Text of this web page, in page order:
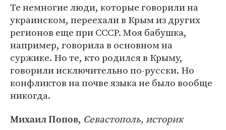
Те немногие люди, которые говорили на
украинском, переехали в Крым из других
регионов еще при СССР. Моя бабушка,
например, говорила в основном на
суржике. Но те, кто родился в Крыму,
говорили исключительно по-русски. Но
конфликтов на почве языка не было вообще
никогда.
Михаил Попов, Севастополь, историк